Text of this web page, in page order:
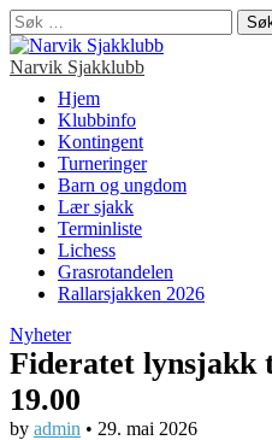
Søk
etter:
Narvik Sjakklubb
Main
menu
Skip
content
Hjem
Klubbinfo
Kontingent
Turneringer
Barn og ungdom
Lær sjakk
Terminliste
Lichess
Grasrotandelen
Rallarsjakken 2026
Nyheter
Fideratet lynsjakk
19.00
by admin • 29. mai 2026